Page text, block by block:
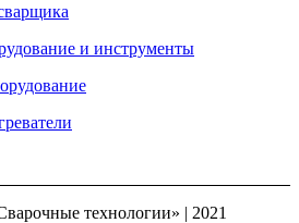
и инструменты
технологии» | 2021